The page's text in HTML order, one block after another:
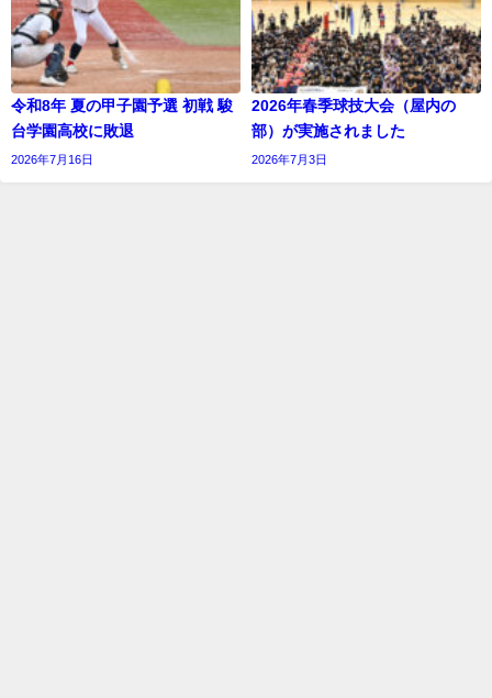
令和8年 夏の甲子園予選 初戦 駿
台学園高校に敗退
2026年7月16日
2026年春季球技大会（屋内の
部）が実施されました
2026年7月3日